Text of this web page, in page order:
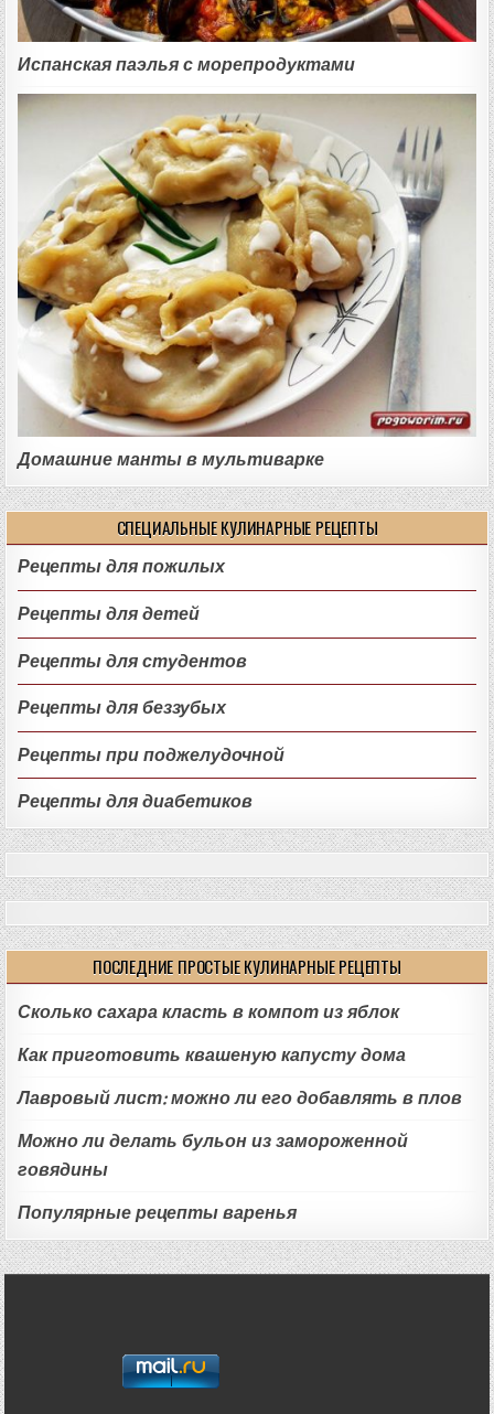
Испанская паэлья с морепродуктами
Домашние манты в мультиварке
СПЕЦИАЛЬНЫЕ КУЛИНАРНЫЕ РЕЦЕПТЫ
Рецепты для пожилых
Рецепты для детей
Рецепты для студентов
Рецепты для беззубых
Рецепты при поджелудочной
Рецепты для диабетиков
ПОСЛЕДНИЕ ПРОСТЫЕ КУЛИНАРНЫЕ РЕЦЕПТЫ
Сколько сахара класть в компот из яблок
Как приготовить квашеную капусту дома
Лавровый лист: можно ли его добавлять в плов
Можно ли делать бульон из замороженной
говядины
Популярные рецепты варенья